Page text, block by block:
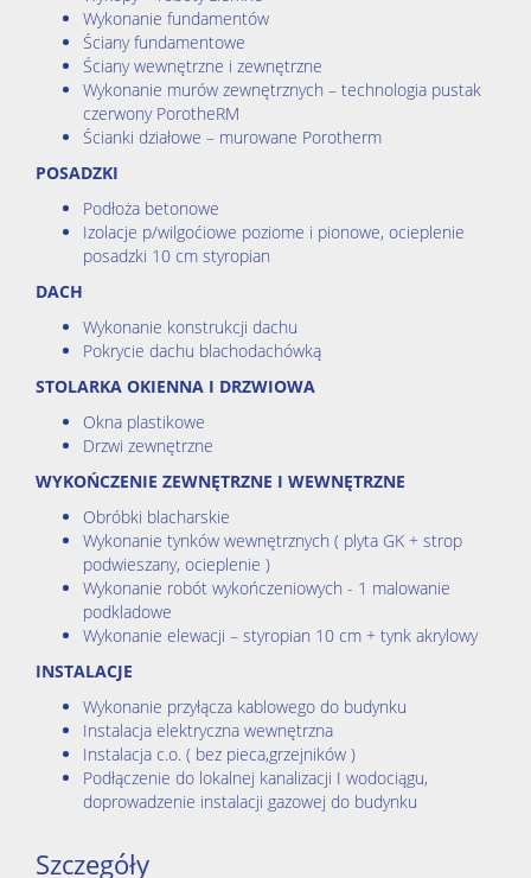
Wykonanie fundamentów
Ściany fundamentowe
Ściany wewnętrzne i zewnętrzne
Wykonanie murów zewnętrznych – technologia pustak
czerwony PorotheRM
Ścianki działowe – murowane Porotherm
POSADZKI
Podłoża betonowe
Izolacje p/wilgoćiowe poziome i pionowe, ocieplenie
posadzki 10 cm styropian
DACH
Wykonanie konstrukcji dachu
Pokrycie dachu blachodachówką
STOLARKA OKIENNA I DRZWIOWA
Okna plastikowe
Drzwi zewnętrzne
WYKOŃCZENIE ZEWNĘTRZNE I WEWNĘTRZNE
Obróbki blacharskie
Wykonanie tynków wewnętrznych ( plyta GK + strop
podwieszany, ocieplenie )
Wykonanie robót wykończeniowych - 1 malowanie
podkladowe
Wykonanie elewacji – styropian 10 cm + tynk akrylowy
INSTALACJE
Wykonanie przyłącza kablowego do budynku
Instalacja elektryczna wewnętrzna
Instalacja c.o. ( bez pieca,grzejników )
Podłączenie do lokalnej kanalizacji I wodociągu,
doprowadzenie instalacji gazowej do budynku
Szczegóły